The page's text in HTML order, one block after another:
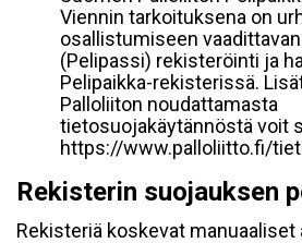
Viennin tarkoituksena on
osallistumiseen
(Pelipassi) rekisteröinti ja
Pelipaikka-rekisterissä.
Palloliiton noudattamasta
tietosuojakäytännöstä voit
https://www.palloliitto.fi/
Rekisterin suojauksen
Rekisteriä koskevat